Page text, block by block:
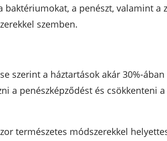
a penészt, valamint a
szemben.
szerint a háztartások akár 30%-
a penészképződést és csökkenteni
természetes módszerekkel